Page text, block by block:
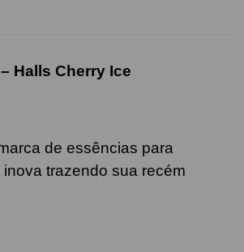
Halls Cherry Ice
de essências para
trazendo sua recém